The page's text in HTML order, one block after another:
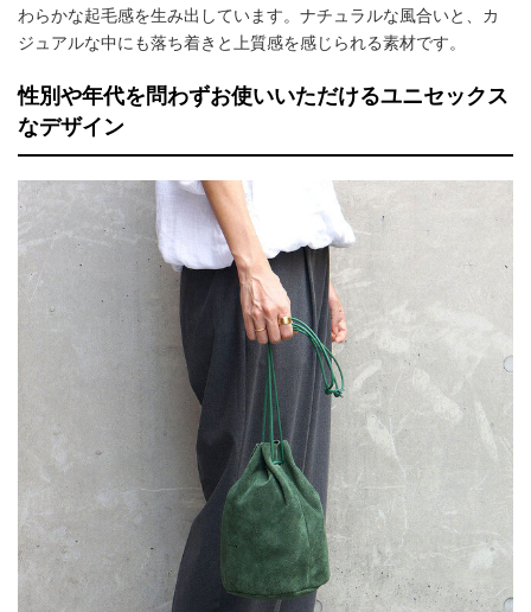
わらかな起毛感を生み出しています。ナチュラルな風合いと、カ
ジュアルな中にも落ち着きと上質感を感じられる素材です。
性別や年代を問わずお使いいただけるユニセックス
なデザイン